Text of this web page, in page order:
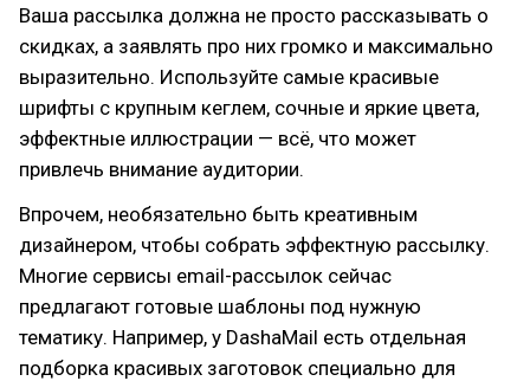
Ваша рассылка должна не просто рассказывать о
скидках, а заявлять про них громко и максимально
выразительно. Используйте самые красивые
шрифты с крупным кеглем, сочные и яркие цвета,
эффектные иллюстрации — всё, что может
привлечь внимание аудитории.
Впрочем, необязательно быть креативным
дизайнером, чтобы собрать эффектную рассылку.
Многие сервисы email-рассылок сейчас
предлагают готовые шаблоны под нужную
тематику. Например, у DashaMail есть отдельная
подборка красивых заготовок специально для